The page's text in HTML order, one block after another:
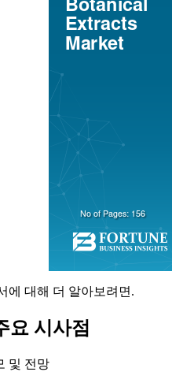
에 대해 더 알아보려면.
요 시사점
및 전망